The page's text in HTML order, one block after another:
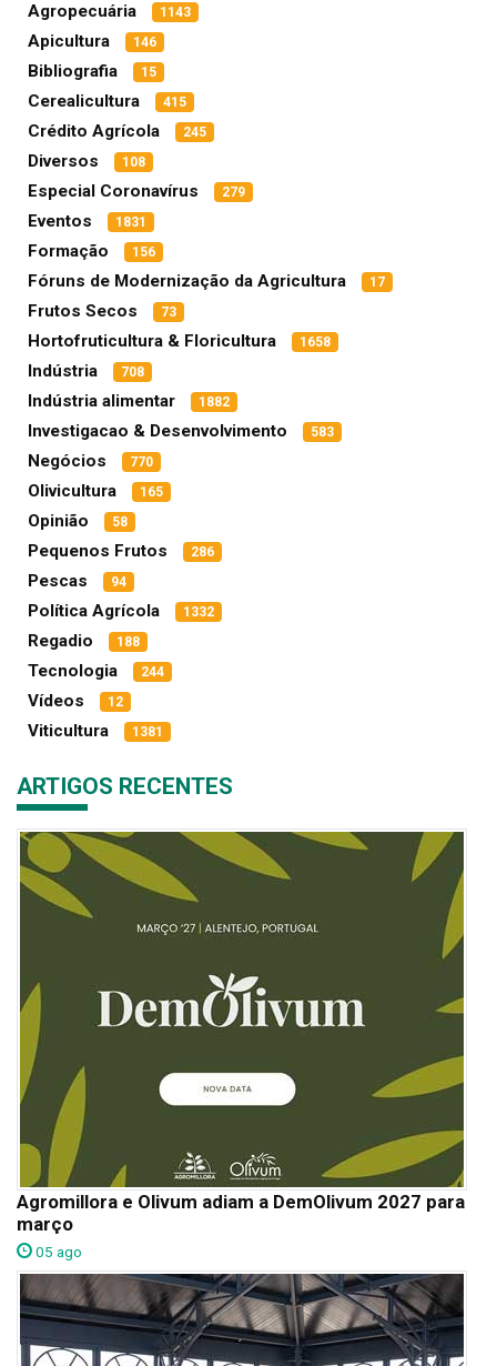
Agropecuária 1143
Apicultura 146
Bibliografia 15
Cerealicultura 415
Crédito Agrícola 245
Diversos 108
Especial Coronavírus 279
Eventos 1831
Formação 156
Fóruns de Modernização da Agricultura 17
Frutos Secos 73
Hortofruticultura & Floricultura 1658
Indústria 708
Indústria alimentar 1882
Investigacao & Desenvolvimento 583
Negócios 770
Olivicultura 165
Opinião 58
Pequenos Frutos 286
Pescas 94
Política Agrícola 1332
Regadio 188
Tecnologia 244
Vídeos 12
Viticultura 1381
ARTIGOS RECENTES
Agromillora e Olivum adiam a DemOlivum 2027 para
março
05 ago